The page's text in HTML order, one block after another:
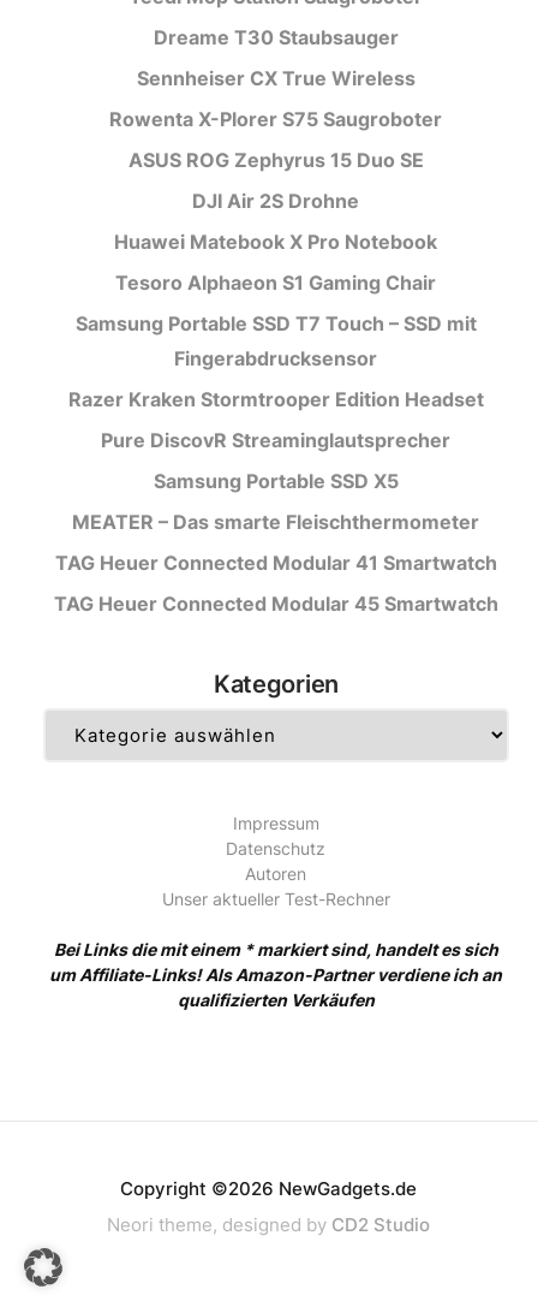
Dreame T30 Staubsauger
Sennheiser CX True Wireless
Rowenta X-Plorer S75 Saugroboter
ASUS ROG Zephyrus 15 Duo SE
DJI Air 2S Drohne
Huawei Matebook X Pro Notebook
Tesoro Alphaeon S1 Gaming Chair
Samsung Portable SSD T7 Touch – SSD mit
Fingerabdrucksensor
Razer Kraken Stormtrooper Edition Headset
Pure DiscovR Streaminglautsprecher
Samsung Portable SSD X5
MEATER – Das smarte Fleischthermometer
TAG Heuer Connected Modular 41 Smartwatch
TAG Heuer Connected Modular 45 Smartwatch
Kategorien
Impressum
Datenschutz
Autoren
Unser aktueller Test-Rechner
Bei Links die mit einem * markiert sind, handelt es sich
um Affiliate-Links! Als Amazon-Partner verdiene ich an
qualifizierten Verkäufen
Copyright ©2026 NewGadgets.de
Neori theme, designed by CD2 Studio